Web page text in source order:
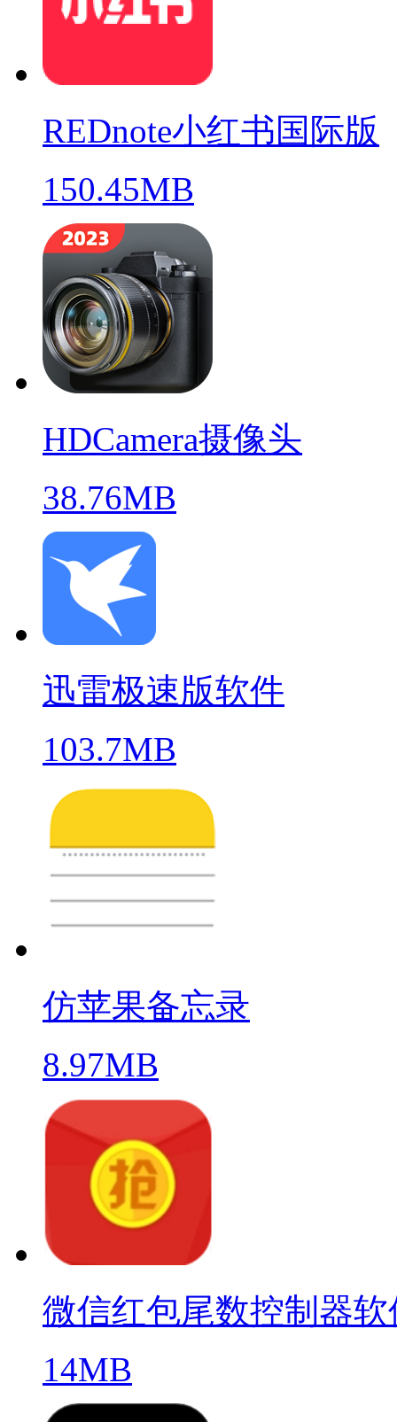
REDnote小红书国际版
150.45MB
HDCamera摄像头
38.76MB
迅雷极速版软件
103.7MB
仿苹果备忘录
8.97MB
微信红包尾数控制器软
14MB